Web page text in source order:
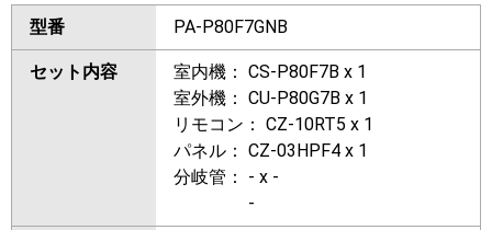
型番 PA-P80F7GNB
セット内容
室内機： CS-P80F7B x 1
室外機： CU-P80G7B x 1
リモコン： CZ-10RT5 x 1
パネル： CZ-03HPF4 x 1
分岐管： - x -
-